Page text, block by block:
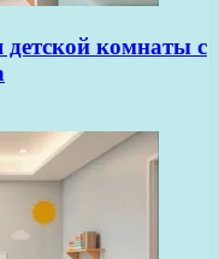
комнаты с